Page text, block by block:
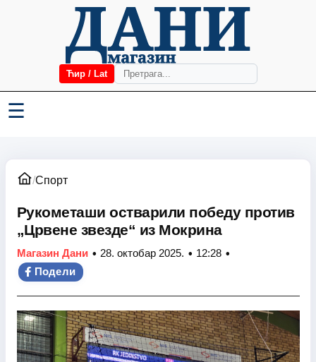
Ћир / Lat
☰
/Спорт
Рукометаши остварили победу против
„Црвене звезде“ из Мокрина
Магазин Дани • 28. октобар 2025. • 12:28 •
Подели